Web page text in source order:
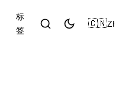
标
签
🇨🇳ZH